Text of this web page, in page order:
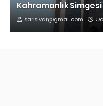
Kahramanlık Simgesi
sarisivat@gmail.com